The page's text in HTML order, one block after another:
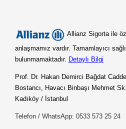
Allianz Sigorta ile
anlaşmamız vardır. Tamamlayıcı
bulunmamaktadır. Detaylı Bilgi
Prof. Dr. Hakan Demirci Bağdat
Bostancı, Havacı Binbaşı Mehmet
Kadıköy / İstanbul
Telefon / WhatsApp: 0533 573 25 24